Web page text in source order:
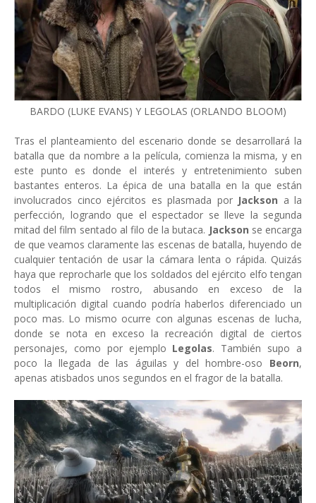
BARDO (LUKE EVANS) Y LEGOLAS (ORLANDO BLOOM)
Tras el planteamiento del escenario donde se desarrollará la
batalla que da nombre a la película, comienza la misma, y en
este punto es donde el interés y entretenimiento suben
bastantes enteros. La épica de una batalla en la que están
involucrados cinco ejércitos es plasmada por Jackson a la
perfección, logrando que el espectador se lleve la segunda
mitad del film sentado al filo de la butaca. Jackson se encarga
de que veamos claramente las escenas de batalla, huyendo de
cualquier tentación de usar la cámara lenta o rápida. Quizás
haya que reprocharle que los soldados del ejército elfo tengan
todos el mismo rostro, abusando en exceso de la
multiplicación digital cuando podría haberlos diferenciado un
poco mas. Lo mismo ocurre con algunas escenas de lucha,
donde se nota en exceso la recreación digital de ciertos
personajes, como por ejemplo Legolas. También supo a
poco la llegada de las águilas y del hombre-oso Beorn,
apenas atisbados unos segundos en el fragor de la batalla.